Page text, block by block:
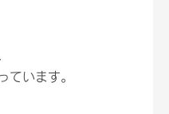
ています。